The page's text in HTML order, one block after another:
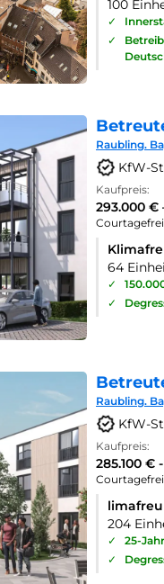
100
✓
✓
Raubling.
KfW-
Kaufpreis:
293.000 €
64
✓
✓
Raubling.
KfW-
Kaufpreis:
285.100 €
204
✓
25-
✓